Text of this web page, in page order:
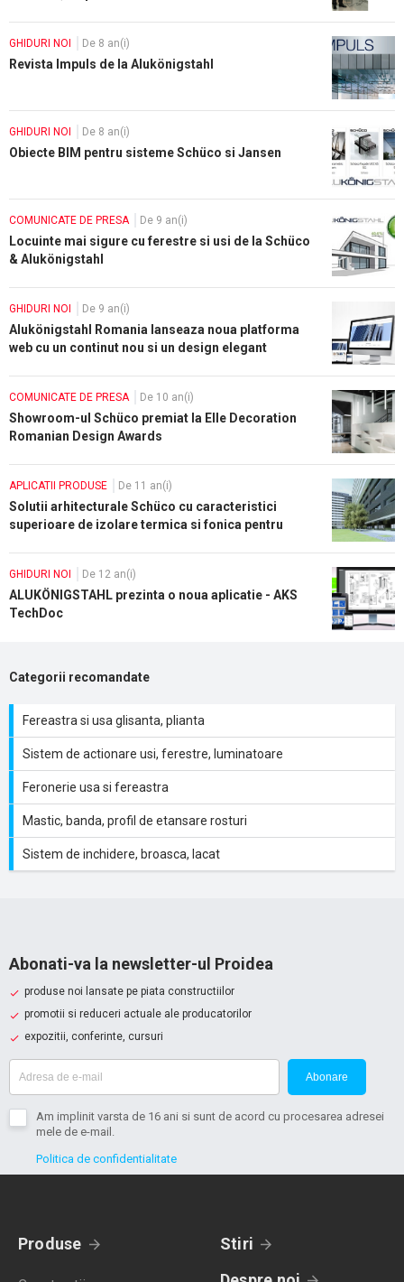
GHIDURI NOI De 8 an(i)
Revista Impuls de la Alukönigstahl
GHIDURI NOI De 8 an(i)
Obiecte BIM pentru sisteme Schüco si Jansen
COMUNICATE DE PRESA De 9 an(i)
Locuinte mai sigure cu ferestre si usi de la Schüco
& Alukönigstahl
GHIDURI NOI De 9 an(i)
Alukönigstahl Romania lanseaza noua platforma
web cu un continut nou si un design elegant
COMUNICATE DE PRESA De 10 an(i)
Showroom-ul Schüco premiat la Elle Decoration
Romanian Design Awards
APLICATII PRODUSE De 11 an(i)
Solutii arhitecturale Schüco cu caracteristici
superioare de izolare termica si fonica pentru
GHIDURI NOI De 12 an(i)
ALUKÖNIGSTAHL prezinta o noua aplicatie - AKS
TechDoc
Categorii recomandate
Fereastra si usa glisanta, plianta
Sistem de actionare usi, ferestre, luminatoare
Feronerie usa si fereastra
Mastic, banda, profil de etansare rosturi
Sistem de inchidere, broasca, lacat
Abonati-va la newsletter-ul Proidea
produse noi lansate pe piata constructiilor
promotii si reduceri actuale ale producatorilor
expozitii, conferinte, cursuri
Abonare
Am implinit varsta de 16 ani si sunt de acord cu procesarea adresei
mele de e-mail.
Politica de confidentialitate
Produse
Stiri